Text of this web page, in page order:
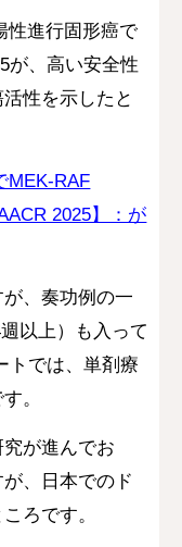
性進行固形癌で
が、高い安全性
性を示した と
MEK-RAF
2025】：が
、奏功例の一
以上）も入って
トでは、単剤療
。
が進んでお
、日本でのド
ろです。